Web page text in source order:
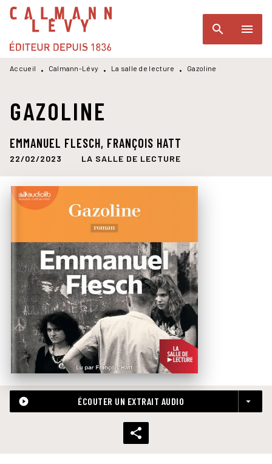
MENU RECHERCHE
PIED DE PAGE
search menu
Accueil • Calmann-Lévy • La salle de lecture • Gazoline
GAZOLINE
EMMANUEL FLESCH, FRANÇOIS HATT
22/02/2023 LA SALLE DE LECTURE
play_circle_filled ÉCOUTER UN EXTRAIT AUDIO arrow_drop_down